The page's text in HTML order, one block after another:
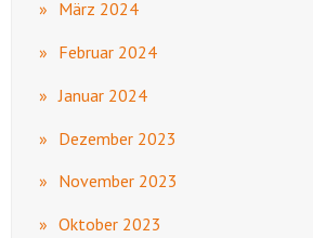
März 2024
Februar 2024
Januar 2024
Dezember 2023
November 2023
Oktober 2023